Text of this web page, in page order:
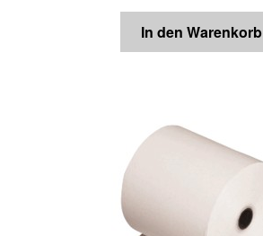
In den Warenkorb